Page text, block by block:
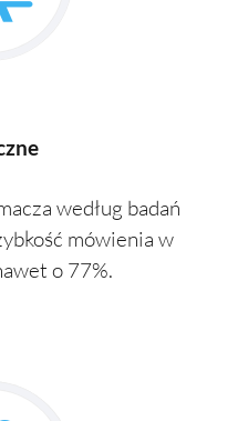
według badań
mówienia w
o 77%.